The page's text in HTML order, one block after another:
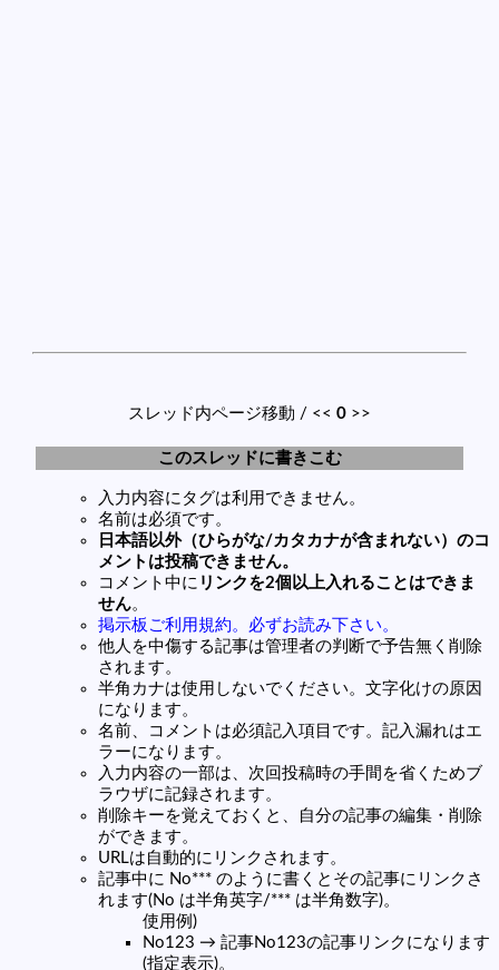
スレッド内ページ移動 / << 0 >>
このスレッドに書きこむ
入力内容にタグは利用できません。
名前は必須です。
日本語以外（ひらがな/カタカナが含まれない）のコ
メントは投稿できません。
コメント中に リンクを2個以上入れることはできま
せん。
掲示板ご利用規約。必ずお読み下さい。
他人を中傷する記事は管理者の判断で予告無く削除
されます。
半角カナは使用しないでください。文字化けの原因
になります。
名前、コメントは必須記入項目です。記入漏れはエ
ラーになります。
入力内容の一部は、次回投稿時の手間を省くためブ
ラウザに記録されます。
削除キーを覚えておくと、自分の記事の編集・削除
ができます。
URLは自動的にリンクされます。
記事中に No*** のように書くとその記事にリンクさ
れます(No は半角英字/*** は半角数字)。
使用例)
No123 → 記事No123の記事リンクになります
(指定表示)。